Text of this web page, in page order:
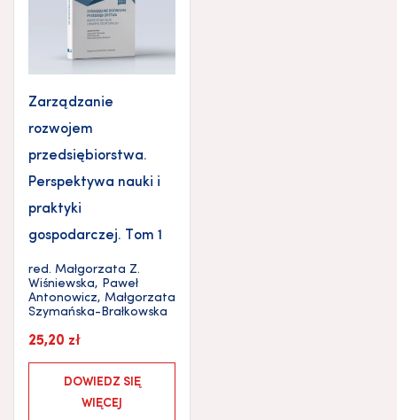
Zarządzanie
rozwojem
przedsiębiorstwa.
Perspektywa nauki i
praktyki
gospodarczej. Tom 1
red. Małgorzata Z.
Wiśniewska, Paweł
Antonowicz, Małgorzata
Szymańska-Brałkowska
25,20 zł
DOWIEDZ SIĘ
WIĘCEJ